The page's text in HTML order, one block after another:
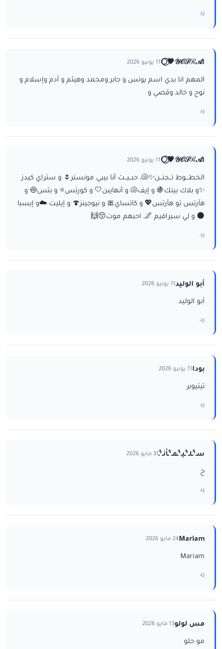
رد
ا𝒴𝒪𝒮ℛ𝒜💗⃝🌕 11 يونيو 2026
المهم انا بدي اسم يونس و جابر ومحمد وهيثم و آدم وإسلام و
نوح و خالد وقصي و
رد
ا𝒴𝒪𝒮ℛ𝒜💗⃝🌕 11 يونيو 2026
الخطـــوط تــجنــن✨🐚، حبــيــت أنا بيبي مونستر🌷 و ستراي كيدز
✨و بلاك بينك🍇 و إيف🐚 و أنهايبن🤍 و كورتس⭐ و بتس🍥 و
هآرتس تو هآرتس💖 و كاتساي🎀 و نيوجينز🍄 و إيليت ☁️و إيسبا
🌑 و لي سيرافيم 🌌، احبهم موت😚🙌
رد
أبو الوليد11 يونيو 2026
أبو الوليد
رد
بودا11 يونيو 2026
تيتيوبر
رد
سـ‘ـُلـ‘ـُيـ‘ـُمـ‘ـُاْنـ‘ـُ31 مايو 2026
ح
رد
Mariam24 مايو 2026
Mariam
رد
مس لولو13 مايو 2026
مو حلو